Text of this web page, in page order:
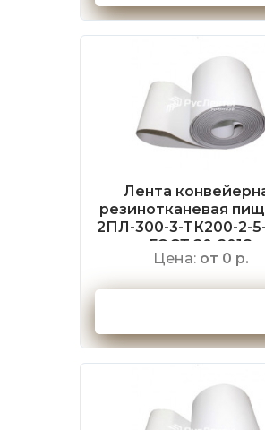
Лента
резинотканевая
2ПЛ-300-3-ТК200-2-
ГОСТ 20-2018
Цена: от 0 р.